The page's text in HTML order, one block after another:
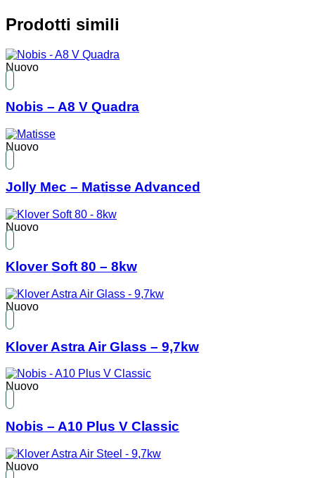
Prodotti simili
Nuovo
Nobis – A8 V Quadra
Nuovo
Jolly Mec – Matisse Advanced
Nuovo
Klover Soft 80 – 8kw
Nuovo
Klover Astra Air Glass – 9,7kw
Nuovo
Nobis – A10 Plus V Classic
Nuovo